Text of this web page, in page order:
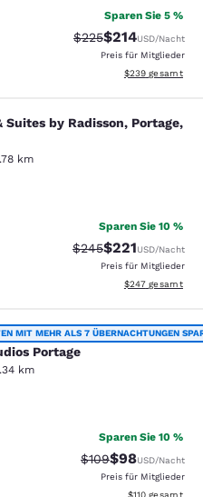
Sparen Sie 5 %
Durchgestrichener
$225Vergünstigter
$214USD/Nacht
Preis für Mitglieder
Geschätzte
$239 gesamt
by Radisson,
Suites by Radisson, Portage,
km
Gut. 425 Bewertungen
Sparen Sie 10 %
Durchgestrichener
$245Vergünstigter
$221USD/Nacht
Preis für Mitglieder
Geschätzte
$247 gesamt
Portage
MIT MEHR ALS 7 ÜBERNACHTUNGEN
Portage
km
Mittelmäßig. 8 Bewertungen
Sparen Sie 10 %
Durchgestrichener
$109Vergünstigter
$98USD/Nacht
Preis für Mitglieder
Geschätzte
$110 gesamt